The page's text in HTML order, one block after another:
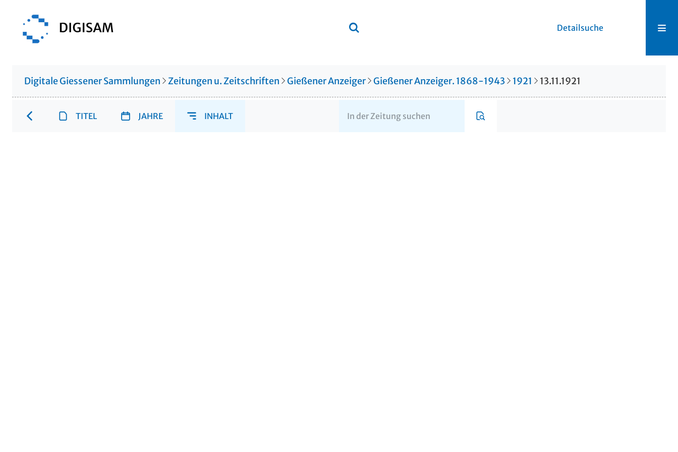
Detailsuche
Digitale Giessener Sammlungen Zeitungen u. Zeitschriften Gießener Anzeiger Gießener Anzeiger. 1868-1943 1921 13.11.1921
TITEL JAHRE INHALT